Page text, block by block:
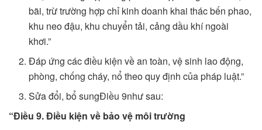
bãi, trừ trường hợp chỉ kinh doanh khai thác bến phao,
khu neo đậu, khu chuyển tải, cảng dầu khí ngoài
khơi.”
Đáp ứng các điều kiện về an toàn, vệ sinh lao động,
phòng, chống cháy, nổ theo quy định của pháp luật.”
Sửa đổi, bổ sungĐiều 9như sau:
“Điều 9. Điều kiện về bảo vệ môi trường